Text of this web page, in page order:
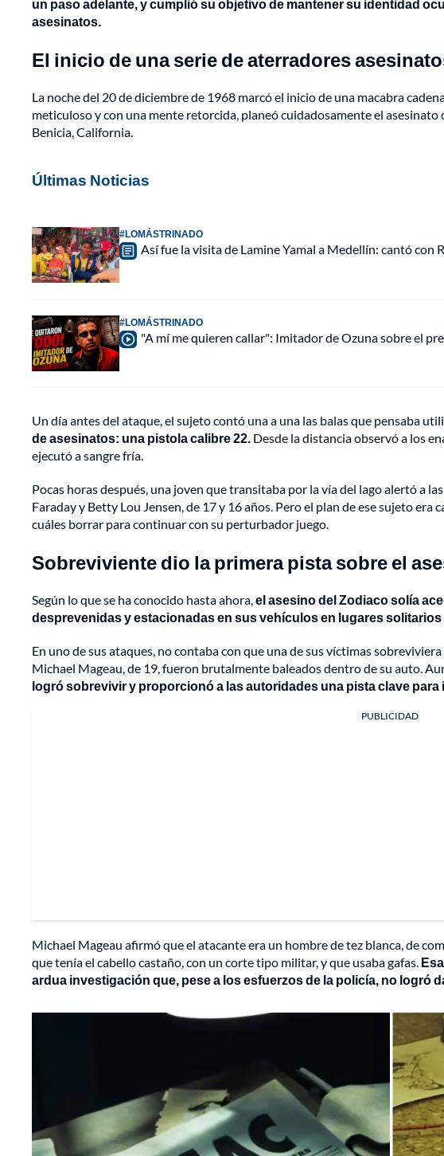
un paso adelante, y cumplió su objetivo de mantener su identidad
asesinatos.
El inicio de una serie de aterradores
La noche del 20 de diciembre de 1968 marcó el inicio de una macabra
meticuloso y con una mente retorcida, planeó cuidadosamente el asesinato
Benicia, California.
Últimas Noticias
#LOMÁSTRINADO
Así fue la visita de Lamine Yamal a Medellín: cantó con
#LOMÁSTRINADO
"A mí me quieren callar": Imitador de Ozuna sobre el
Un día antes del ataque, el sujeto contó una a una las balas que pensaba
de asesinatos: una pistola calibre 22. Desde la distancia observó a los
ejecutó a sangre fría.
Pocas horas después, una joven que transitaba por la vía del lago alertó a
Faraday y Betty Lou Jensen, de 17 y 16 años. Pero el plan de ese sujeto
cuáles borrar para continuar con su perturbador juego.
Sobreviviente dio la primera pista sobre el
Según lo que se ha conocido hasta ahora,el asesino del Zodiaco solía
desprevenidas y estacionadas en sus vehículos en lugares
En uno de sus ataques, no contaba con que una de sus víctimas
Michael Mageau, de 19, fueron brutalmente baleados dentro de su auto.
logró sobrevivir y proporcionó a las autoridades una pista clave
PUBLICIDAD
Michael Mageau afirmó que el atacante era un hombre de tez blanca, de
que tenía el cabello castaño, con un corte tipo militar, y que usaba gafas.
ardua investigación que, pese a los esfuerzos de la policía, no logró